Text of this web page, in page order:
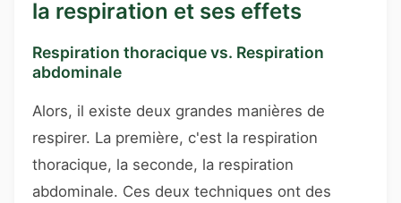
la respiration et ses effets
Respiration thoracique vs. Respiration
abdominale
Alors, il existe deux grandes manières de
respirer. La première, c'est la respiration
thoracique, la seconde, la respiration
abdominale. Ces deux techniques ont des